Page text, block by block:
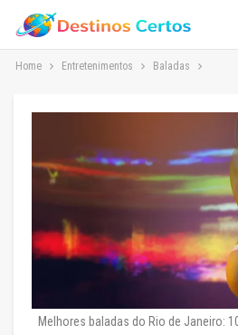
Home Entretenimentos Baladas
Melhores baladas do Rio de Janeiro: